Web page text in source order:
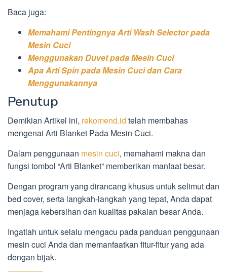
Baca juga:
Memahami Pentingnya Arti Wash Selector pada
Mesin Cuci
Menggunakan Duvet pada Mesin Cuci
Apa Arti Spin pada Mesin Cuci dan Cara
Menggunakannya
Penutup
Demikian Artikel ini, rekomend.id telah membahas
mengenai Arti Blanket Pada Mesin Cuci.
Dalam penggunaan mesin cuci, memahami makna dan
fungsi tombol “Arti Blanket” memberikan manfaat besar.
Dengan program yang dirancang khusus untuk selimut dan
bed cover, serta langkah-langkah yang tepat, Anda dapat
menjaga kebersihan dan kualitas pakaian besar Anda.
Ingatlah untuk selalu mengacu pada panduan penggunaan
mesin cuci Anda dan memanfaatkan fitur-fitur yang ada
dengan bijak.